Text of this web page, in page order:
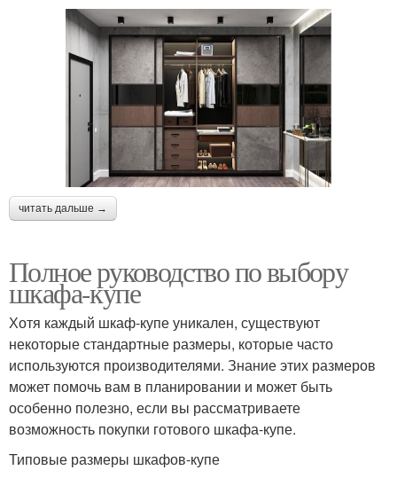
читать дальше →
Полное руководство по выбору
шкафа-купе
Хотя каждый шкаф-купе уникален, существуют
некоторые стандартные размеры, которые часто
используются производителями. Знание этих размеров
может помочь вам в планировании и может быть
особенно полезно, если вы рассматриваете
возможность покупки готового шкафа-купе.
Типовые размеры шкафов-купе